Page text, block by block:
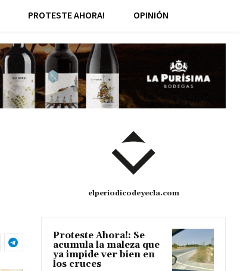
PROTESTE AHORA! OPINIÓN
elperiodicodeyecla.com
Proteste Ahora!: Se
acumula la maleza que
ya impide ver bien en
los cruces